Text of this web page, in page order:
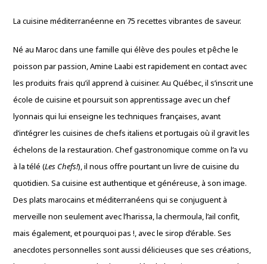
La cuisine méditerranéenne en 75 recettes vibrantes de saveur.
Né au Maroc dans une famille qui élève des poules et pêche le
poisson par passion, Amine Laabi est rapidement en contact avec
les produits frais qu’il apprend à cuisiner. Au Québec, il s’inscrit une
école de cuisine et poursuit son apprentissage avec un chef
lyonnais qui lui enseigne les techniques françaises, avant
d’intégrer les cuisines de chefs italiens et portugais où il gravit les
échelons de la restauration. Chef gastronomique comme on l’a vu
à la télé (Les Chefs!), il nous offre pourtant un livre de cuisine du
quotidien. Sa cuisine est authentique et généreuse, à son image.
Des plats marocains et méditerranéens qui se conjuguent à
merveille non seulement avec l’harissa, la chermoula, l’ail confit,
mais également, et pourquoi pas !, avec le sirop d’érable. Ses
anecdotes personnelles sont aussi délicieuses que ses créations,